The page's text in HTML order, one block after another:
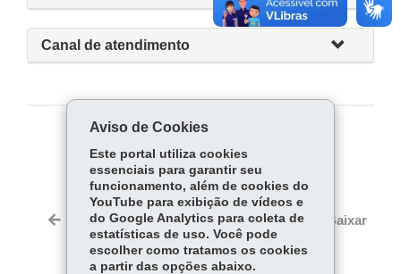
Canal de atendimento
Fa
ce
bo
ok
Tw
itt
er
ha
ts
Ap
p
Voltar Início Imprimir Baixar
Aviso de Cookies
Este portal utiliza cookies
essenciais para garantir seu
funcionamento, além de cookies do
YouTube para exibição de vídeos e
do Google Analytics para coleta de
estatísticas de uso. Você pode
escolher como tratamos os cookies
a partir das opções abaixo.